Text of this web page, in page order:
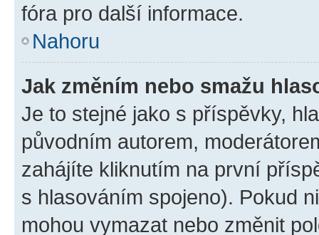
fóra pro další informace.
Nahoru
Jak změním nebo smažu
Je to stejné jako s příspěvky,
původním autorem,
zahájíte kliknutím na první
s hlasováním spojeno). Pokud
mohou vymazat nebo změnit